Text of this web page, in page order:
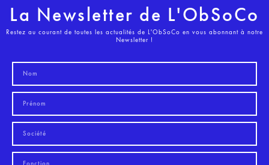
La Newsletter de L'ObSoCo
Restez au courant de toutes les actualités de L'ObSoCo en vous abonnant à notre
Newsletter !